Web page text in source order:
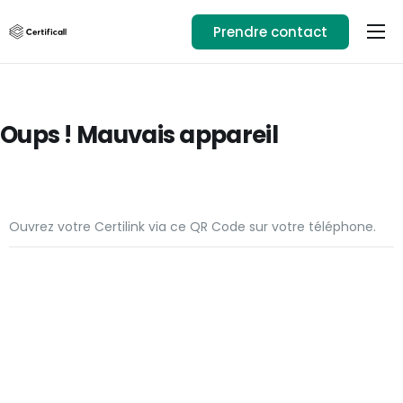
Usages
Téléchargez l’app
Prendre contact
Oups ! Mauvais appareil
Ouvrez votre Certilink via ce QR Code sur votre téléphone.